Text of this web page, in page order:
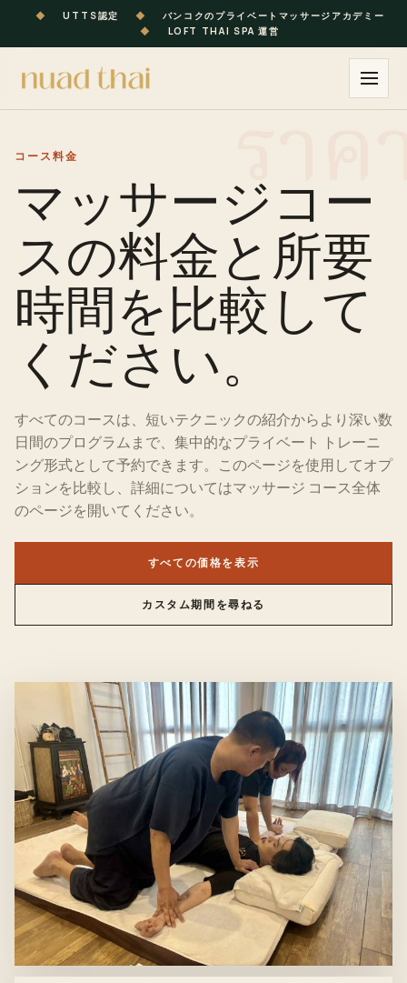
◆ UTTS認定 ◆
バンコクのプライベートマッサージアカデミー
◆
LOFT THAI SPA 運営
コース料金
マッサージコー
スの料金と所要
時間を比較して
ください。
すべてのコースは、短いテクニックの紹介からより深い数
日間のプログラムまで、集中的なプライベート トレーニ
ング形式として予約できます。このページを使用してオプ
ションを比較し、詳細についてはマッサージ コース全体
のページを開いてください。
すべての価格を表示
カスタム期間を尋ねる